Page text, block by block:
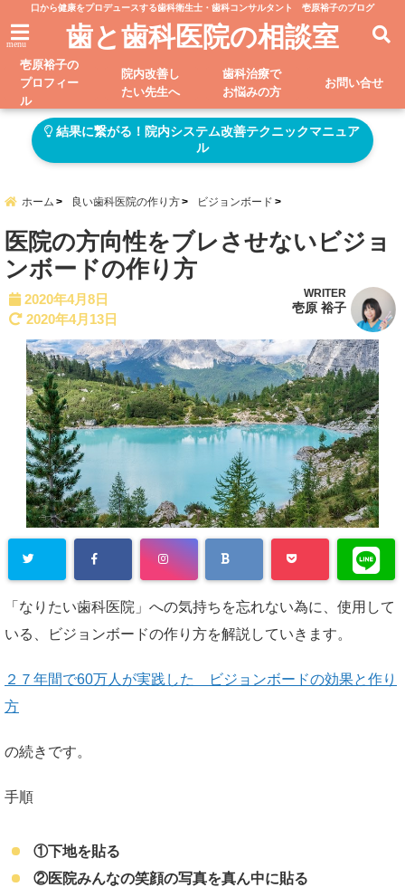
口から健康をプロデュースする歯科衛生士・歯科コンサルタント 壱原裕子のブログ
menu 歯と歯科医院の相談室
壱原裕子の
プロフィー
ル
院内改善し
たい先生へ
歯科治療で
お悩みの方
お問い合せ
結果に繋がる！院内システム改善テクニックマニュア
ル
ホーム 良い歯科医院の作り方 ビジョンボード
医院の方向性をブレさせないビジョ
ンボードの作り方
2020年4月8日
2020年4月13日
WRITER
壱原 裕子
「なりたい歯科医院」への気持ちを忘れない為に、使用して
いる、ビジョンボードの作り方を解説していきます。
２７年間で60万人が実践した ビジョンボードの効果と作り
方
の続きです。
手順
①下地を貼る
②医院みんなの笑顔の写真を真ん中に貼る